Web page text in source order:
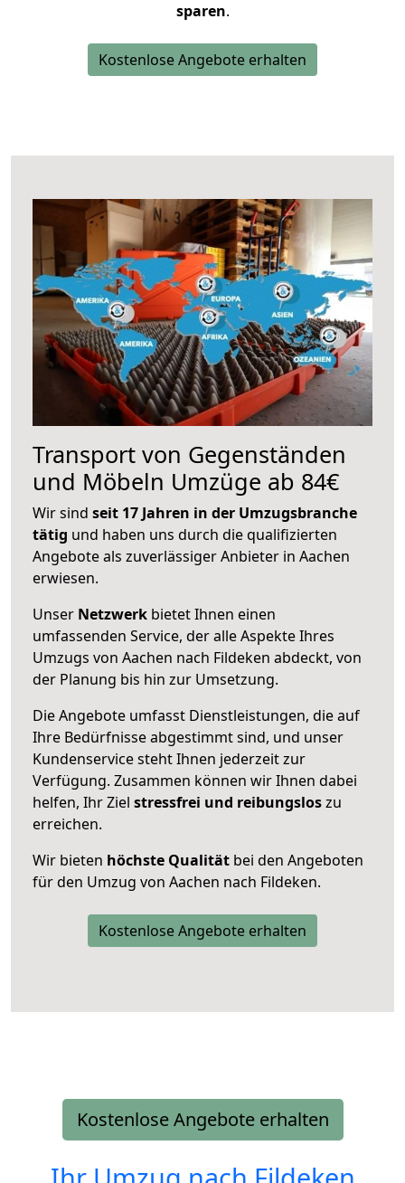
sparen.
Kostenlose Angebote erhalten
Transport von Gegenständen
und Möbeln Umzüge ab 84€
Wir sind seit 17 Jahren in der Umzugsbranche
tätig und haben uns durch die qualifizierten
Angebote als zuverlässiger Anbieter in Aachen
erwiesen.
Unser Netzwerk bietet Ihnen einen
umfassenden Service, der alle Aspekte Ihres
Umzugs von Aachen nach Fildeken abdeckt, von
der Planung bis hin zur Umsetzung.
Die Angebote umfasst Dienstleistungen, die auf
Ihre Bedürfnisse abgestimmt sind, und unser
Kundenservice steht Ihnen jederzeit zur
Verfügung. Zusammen können wir Ihnen dabei
helfen, Ihr Ziel stressfrei und reibungsloszu
erreichen.
Wir bieten höchste Qualität bei den Angeboten
für den Umzug von Aachen nach Fildeken.
Kostenlose Angebote erhalten
Kostenlose Angebote erhalten